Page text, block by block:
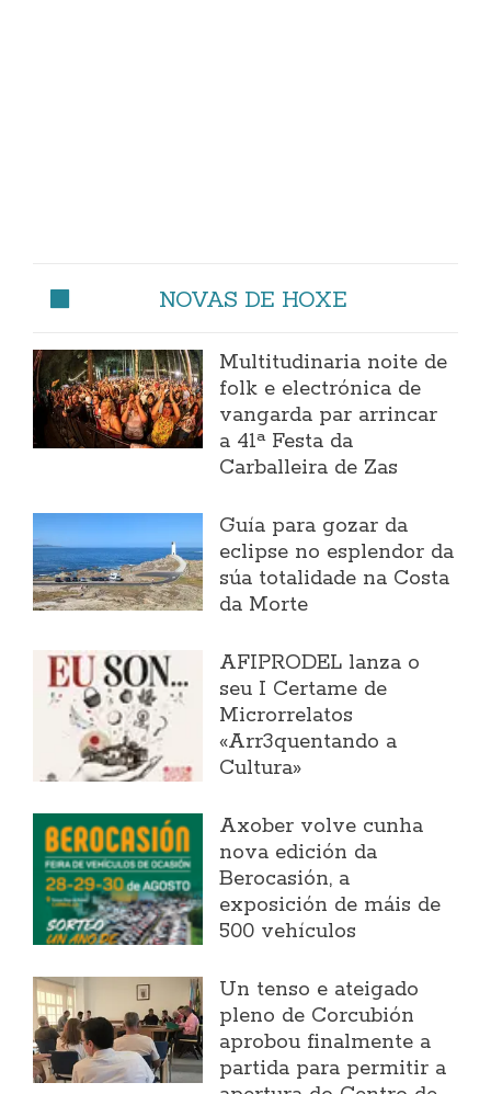
NOVAS DE HOXE
Multitudinaria noite de
folk e electrónica de
vangarda par arrincar
a 41ª Festa da
Carballeira de Zas
Guía para gozar da
eclipse no esplendor da
súa totalidade na Costa
da Morte
AFIPRODEL lanza o
seu I Certame de
Microrrelatos
«Arr3quentando a
Cultura»
Axober volve cunha
nova edición da
Berocasión, a
exposición de máis de
500 vehículos
Un tenso e ateigado
pleno de Corcubión
aprobou finalmente a
partida para permitir a